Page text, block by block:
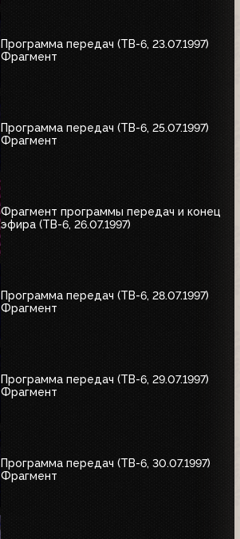
Программа передач (ТВ-6, 23.07.1997)
Фрагмент
Программа передач (ТВ-6, 25.07.1997)
Фрагмент
Фрагмент программы передач и конец
эфира (ТВ-6, 26.07.1997)
Программа передач (ТВ-6, 28.07.1997)
Фрагмент
Программа передач (ТВ-6, 29.07.1997)
Фрагмент
Программа передач (ТВ-6, 30.07.1997)
Фрагмент